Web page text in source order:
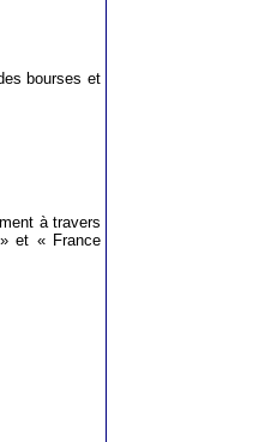
bourses et
à travers
et « France